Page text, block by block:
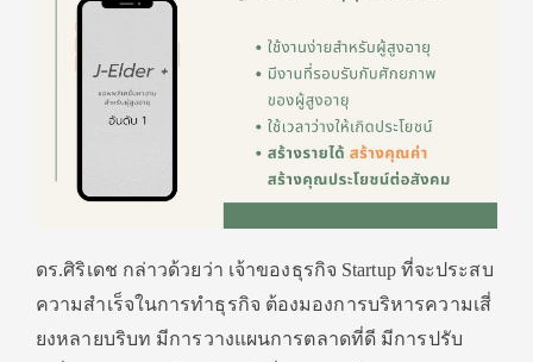
ดร.ศิริเดช กล่าวด้วยว่า เจ้าของธุรกิจ Startup ที่จะประสบ
ความสำเร็จในการทำธุรกิจ ต้องมองการบริหารความเสี่
ยงหลายบริบท มีการวางแผนการตลาดที่ดี มีการปรับ